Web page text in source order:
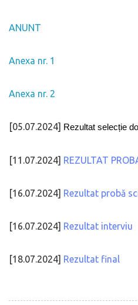
ANUNT
Anexa nr. 1
Anexa nr. 2
[05.07.2024] Rezultat selecție
[11.07.2024] REZULTAT
[16.07.2024] Rezultat probă
[16.07.2024] Rezultat interviu
[18.07.2024] Rezultat final